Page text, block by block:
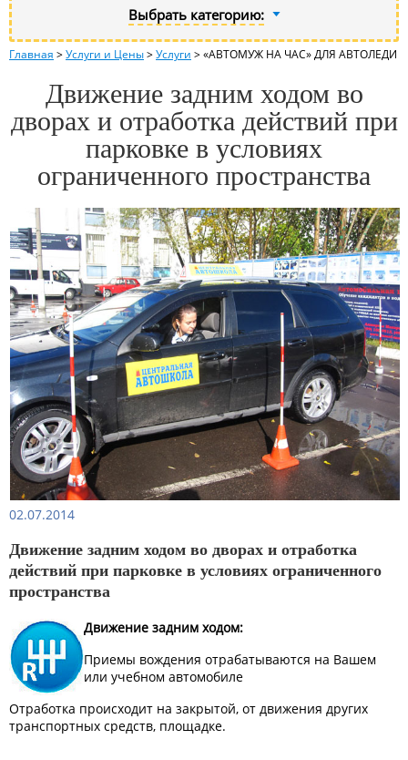
Выбрать категорию:
Главная >Услуги и Цены>Услуги >«АВТОМУЖ НА ЧАС» ДЛЯ АВТОЛЕДИ
Движение задним ходом во
дворах и отработка действий при
парковке в условиях
ограниченного пространства
02.07.2014
Движение задним ходом во дворах и отработка
действий при парковке в условиях ограниченного
пространства
Движение задним ходом:
Приемы вождения отрабатываются на Вашем
или учебном автомобиле
Отработка происходит на закрытой, от движения других
транспортных средств, площадке.